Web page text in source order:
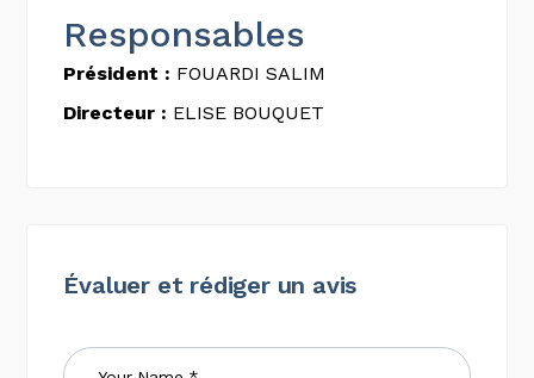
Responsables
Président : FOUARDI SALIM
Directeur : ELISE BOUQUET
Évaluer et rédiger un avis